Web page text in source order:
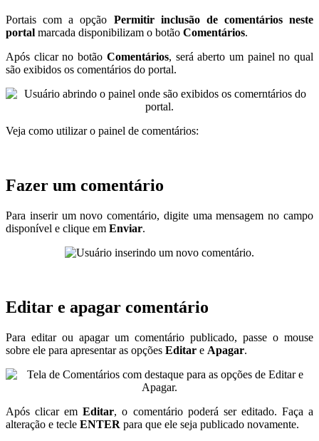
Portais com a opção Permitir inclusão de comentários neste
portal marcada disponibilizam o botão Comentários.
Após clicar no botão Comentários, será aberto um painel no qual
são exibidos os comentários do portal.
Veja como utilizar o painel de comentários:
Fazer um comentário
Para inserir um novo comentário, digite uma mensagem no campo
disponível e clique em Enviar.
Editar e apagar comentário
Para editar ou apagar um comentário publicado, passe o mouse
sobre ele para apresentar as opções Editar e Apagar.
Após clicar emEditar, o comentário poderá ser editado. Faça a
alteração e tecle ENTER para que ele seja publicado novamente.